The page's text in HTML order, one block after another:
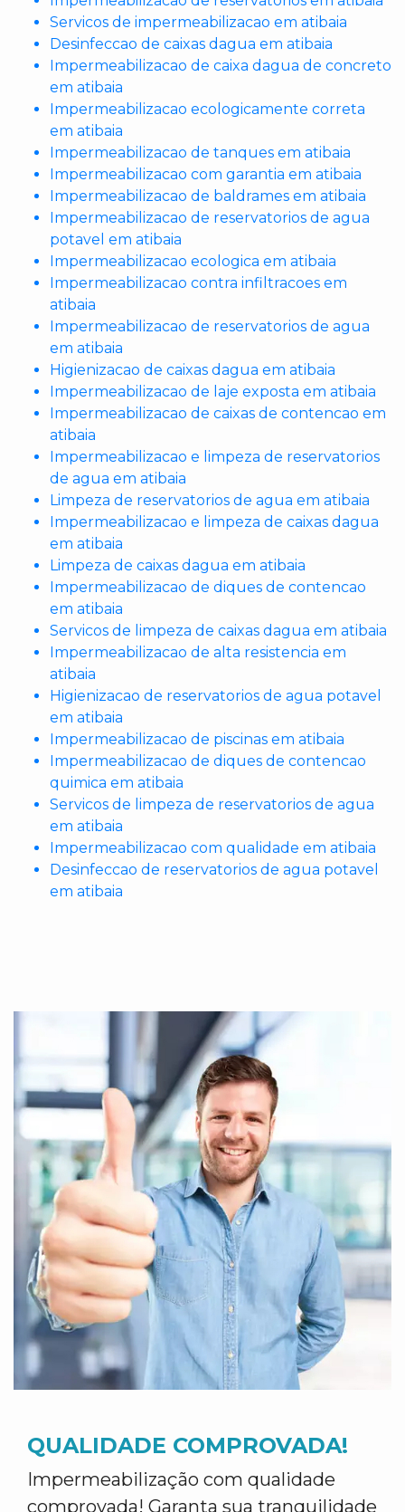
Servicos de impermeabilizacao em atibaia
Desinfeccao de caixas dagua em atibaia
Impermeabilizacao de caixa dagua de concreto
em atibaia
Impermeabilizacao ecologicamente correta
em atibaia
Impermeabilizacao de tanques em atibaia
Impermeabilizacao com garantia em atibaia
Impermeabilizacao de baldrames em atibaia
Impermeabilizacao de reservatorios de agua
potavel em atibaia
Impermeabilizacao ecologica em atibaia
Impermeabilizacao contra infiltracoes em
atibaia
Impermeabilizacao de reservatorios de agua
em atibaia
Higienizacao de caixas dagua em atibaia
Impermeabilizacao de laje exposta em atibaia
Impermeabilizacao de caixas de contencao em
atibaia
Impermeabilizacao e limpeza de reservatorios
de agua em atibaia
Limpeza de reservatorios de agua em atibaia
Impermeabilizacao e limpeza de caixas dagua
em atibaia
Limpeza de caixas dagua em atibaia
Impermeabilizacao de diques de contencao
em atibaia
Servicos de limpeza de caixas dagua em atibaia
Impermeabilizacao de alta resistencia em
atibaia
Higienizacao de reservatorios de agua potavel
em atibaia
Impermeabilizacao de piscinas em atibaia
Impermeabilizacao de diques de contencao
quimica em atibaia
Servicos de limpeza de reservatorios de agua
em atibaia
Impermeabilizacao com qualidade em atibaia
Desinfeccao de reservatorios de agua potavel
em atibaia
QUALIDADE COMPROVADA!
Impermeabilização com qualidade
comprovada! Garanta sua tranquilidade